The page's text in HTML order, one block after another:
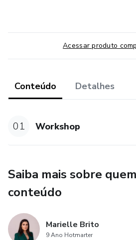
Acessar produto
Conteúdo Detalhes
01 Workshop
Saiba mais sobre
conteúdo
Marielle Brito
9 Ano Hotmarter